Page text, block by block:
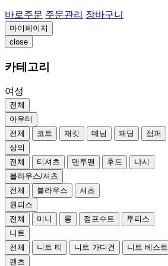
바로주문 주문관리 장바구니
마이페이지
close
카테고리
여성
전체
아우터
전체
코트 재킷 데님 패딩 점퍼
상의
전체
티셔츠 맨투맨 후드
나시
블라우스/셔츠
전체
블라우스
셔츠
원피스
전체
미니 롱 점프수트
투피스
니트
전체
니트 티 니트 가디건 니트 베스트
팬츠